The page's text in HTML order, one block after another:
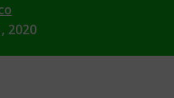
2020